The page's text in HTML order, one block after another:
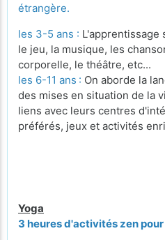
étrangère.
les 3-5 ans : L'apprentissage
le jeu, la musique, les
corporelle, le théâtre, etc...
les 6-11 ans : On aborde la
des mises en situation de la
liens avec leurs centres
préférés, jeux et activités
Yoga
3 heures d'activités zen